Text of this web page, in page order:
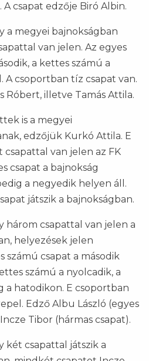
csapat edzője Biró Albin.
a megyei bajnokságban
van jelen. Az egyes
a kettes számú a
A csoportban tíz csapat van.
Róbert, illetve Tamás Attila.
is a megyei
edzőjük Kurkó Attila. E
csapattal van jelen az FK
csapat a bajnokság
a negyedik helyen áll.
játszik a bajnokságban.
három csapattal van jelen a
helyezések jelen
számú csapat a második
számú a nyolcadik, a
a hatodikon. E csoportban
Edző Albu László (egyes
Tibor (hármas csapat).
két csapattal játszik a